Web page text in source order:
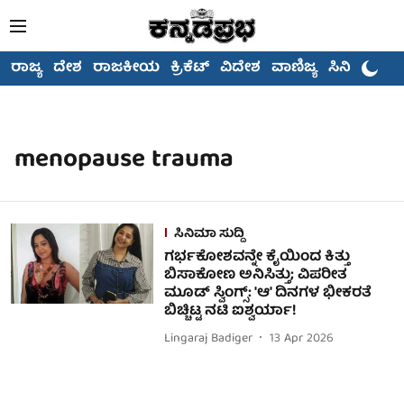
ರಾಜ್ಯ ದೇಶ ರಾಜಕೀಯ ಕ್ರಿಕೆಟ್ ವಿದೇಶ ವಾಣಿಜ್ಯ ಸಿನಿಮಾ
menopause trauma
ಸಿನಿಮಾ ಸುದ್ದಿ
ಗರ್ಭಕೋಶವನ್ನೇ ಕೈಯಿಂದ ಕಿತ್ತು
ಬಿಸಾಕೋಣ ಅನಿಸಿತ್ತು; ವಿಪರೀತ
ಮೂಡ್ ಸ್ವಿಂಗ್ಸ್: 'ಆ' ದಿನಗಳ ಭೀಕರತೆ
ಬಿಚ್ಚಿಟ್ಟ ನಟಿ ಐಶ್ವರ್ಯಾ!
Lingaraj Badiger 13 Apr 2026